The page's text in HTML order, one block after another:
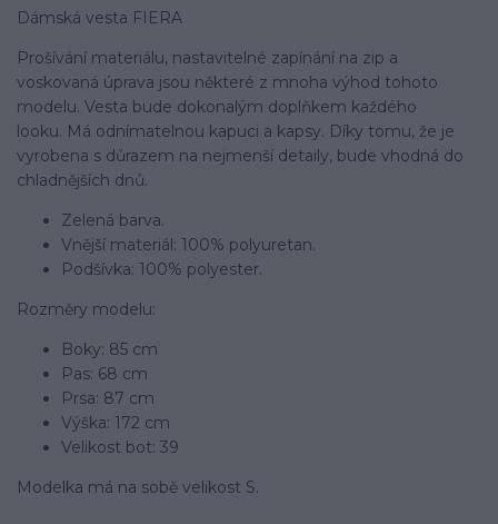
Dámská vesta FIERA
Prošívání materiálu, nastavitelné zapínání na zip a
voskovaná úprava jsou některé z mnoha výhod tohoto
modelu. Vesta bude dokonalým doplňkem každého
looku. Má odnímatelnou kapuci a kapsy. Díky tomu, že je
vyrobena s důrazem na nejmenší detaily, bude vhodná do
chladnějších dnů.
Zelená barva.
Vnější materiál: 100% polyuretan.
Podšívka: 100% polyester.
Rozměry modelu:
Boky: 85 cm
Pas: 68 cm
Prsa: 87 cm
Výška: 172 cm
Velikost bot: 39
Modelka má na sobě velikost S.